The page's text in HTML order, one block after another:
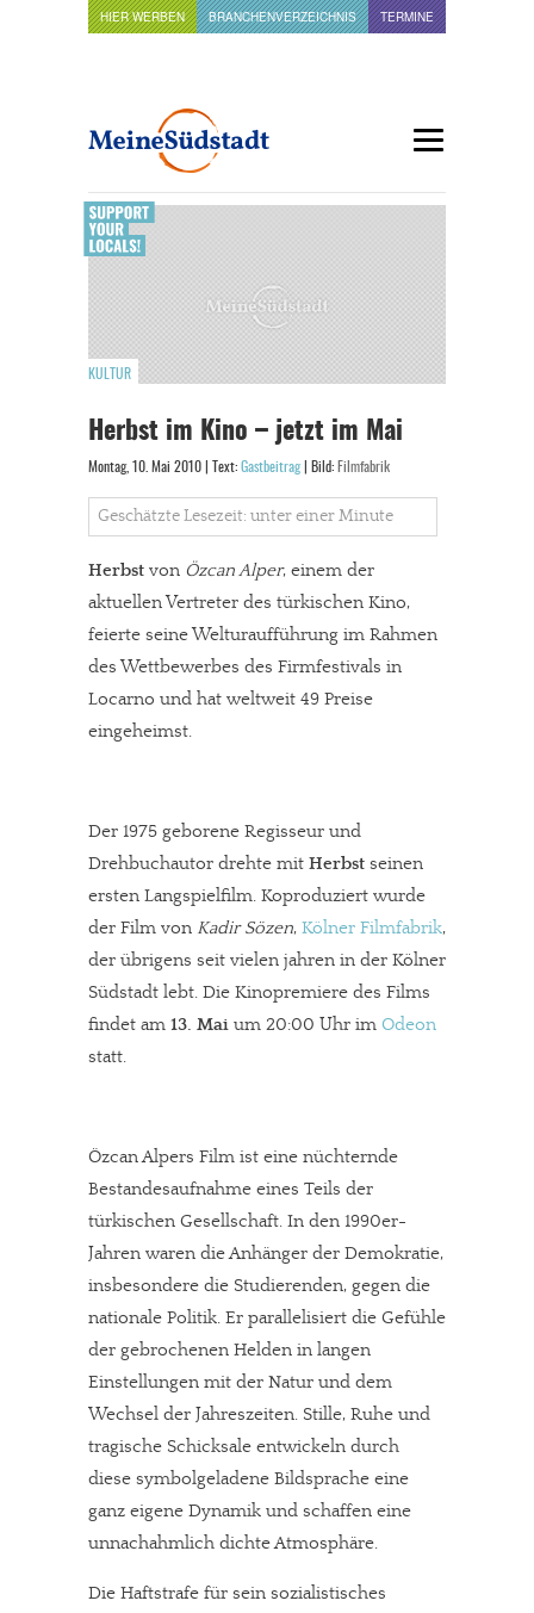
HIER WERBEN BRANCHENVERZEICHNIS TERMINE
KULTUR
Herbst im Kino – jetzt im Mai
Montag, 10. Mai 2010 | Text: Gastbeitrag| Bild: Filmfabrik
Geschätzte Lesezeit: unter einer Minute
Herbst von Özcan Alper, einem der
aktuellen Vertreter des türkischen Kino,
feierte seine Welturaufführung im Rahmen
des Wettbewerbes des Firmfestivals in
Locarno und hat weltweit 49 Preise
eingeheimst.
Der 1975 geborene Regisseur und
Drehbuchautor drehte mit Herbst seinen
ersten Langspielfilm. Koproduziert wurde
der Film von Kadir Sözen, Kölner Filmfabrik,
der übrigens seit vielen jahren in der Kölner
Südstadt lebt. Die Kinopremiere des Films
findet am 13. Mai um 20:00 Uhr im Odeon
statt.
Özcan Alpers Film ist eine nüchternde
Bestandesaufnahme eines Teils der
türkischen Gesellschaft. In den 1990er-
Jahren waren die Anhänger der Demokratie,
insbesondere die Studierenden, gegen die
nationale Politik. Er parallelisiert die Gefühle
der gebrochenen Helden in langen
Einstellungen mit der Natur und dem
Wechsel der Jahreszeiten. Stille, Ruhe und
tragische Schicksale entwickeln durch
diese symbolgeladene Bildsprache eine
ganz eigene Dynamik und schaffen eine
unnachahmlich dichte Atmosphäre.
Die Haftstrafe für sein sozialistisches